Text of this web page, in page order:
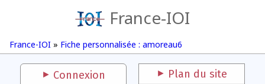
France-IOI
France-IOI » Fiche personnalisée : amoreau6
Connexion Plan du site